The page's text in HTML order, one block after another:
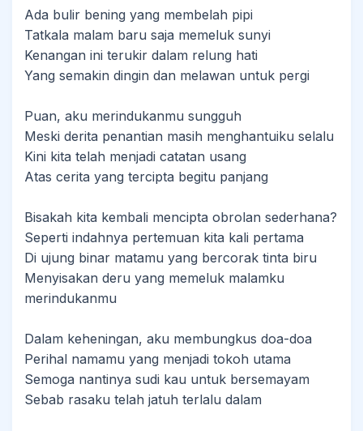
Ada bulir bening yang membelah pipi
Tatkala malam baru saja memeluk sunyi
Kenangan ini terukir dalam relung hati
Yang semakin dingin dan melawan untuk pergi
Puan, aku merindukanmu sungguh
Meski derita penantian masih menghantuiku selalu
Kini kita telah menjadi catatan usang
Atas cerita yang tercipta begitu panjang
Bisakah kita kembali mencipta obrolan sederhana?
Seperti indahnya pertemuan kita kali pertama
Di ujung binar matamu yang bercorak tinta biru
Menyisakan deru yang memeluk malamku
merindukanmu
Dalam keheningan, aku membungkus doa-doa
Perihal namamu yang menjadi tokoh utama
Semoga nantinya sudi kau untuk bersemayam
Sebab rasaku telah jatuh terlalu dalam